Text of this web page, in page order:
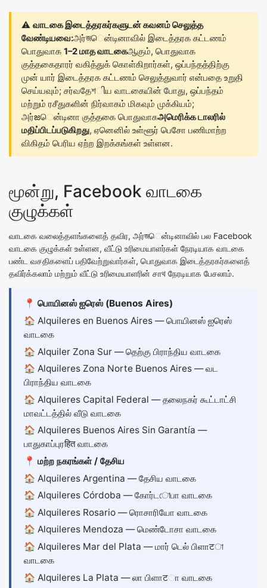
⚠️ வாடகை இடைத்தரகர்களுடன் கவனம் செலுத்த
வேண்டியவை:அர்জென்டினாவில் இடைத்தரக கட்டணம்
பொதுவாக 1–2 மாத வாடகைஆகும், பொதுவாக
குத்தகைதாரர் வகித்துக் கொள்கிறார்கள், ஒப்பந்தத்திற்கு
முன் யார் இடைத்தரக கட்டணம் செலுத்துவார் என்பதை உறுதி
செய்யவும்; சர்வதேশીய வாடகையின் போது, ஒப்பந்தம்
மற்றும் ரசீதுகளின் நிர்வாகம் மிகவும் முக்கியம்;
அர்జென்டினா குத்தகை பொதுவாகஅமெரிக்க டாலரில்
மதிப்பிடப்படுகிறது, ஏனெனில் உள்ளூர் பெசோ பணிமாற்ற
விகிதம் பெரிய ஏற்ற இறக்கங்கள் உள்ளன.
மூன்று, Facebook வாடகை
குழுக்கள்
வாடகை வலைத்தளங்களைத் தவிர, அர்জென்டினாவில் பல Facebook
வாடகை குழுக்கள் உள்ளன, வீட்டு உரிமையாளர்கள் நேரடியாக வாடகை
பண்ட வசதிகளைப் பதிவேற்றுவார்கள், பொதுவாக இடைத்தரகர்களைத்
தவிர்க்கலாம் மற்றும் வீட்டு உரிமையாளரின் சாথ நேரடியாக பேசலாம்.
📍 பொயினஸ் ஐரெஸ் (Buenos Aires)
🏠 Alquileres en Buenos Aires — பொயினஸ் ஐரெஸ்
வாடகை
🏠 Alquiler Zona Sur — தெற்கு பிராந்திய வாடகை
🏠 Alquileres Zona Norte Buenos Aires — வட
பிராந்திய வாடகை
🏠 Alquileres Capital Federal — தலைநகர் கூட்டாட்சி
மாவட்டத்தில் வீடு வாடகை
🏠 Alquileres Buenos Aires Sin Garantía —
பாதுகாப்புரहित வாடகை
📍 மற்ற நகரங்கள் / தேசிய
🏠 Alquileres Argentina — தேசிய வாடகை
🏠 Alquileres Córdoba — கோர்டোபா வாடகை
🏠 Alquileres Rosario — ரொசாரியோ வாடகை
🏠 Alquileres Mendoza — மெண்டோசா வாடகை
🏠 Alquileres Mar del Plata — மார் டெல் பிளாटা
வாடகை
🏠 Alquileres La Plata — லா பிளாटா வாடகை